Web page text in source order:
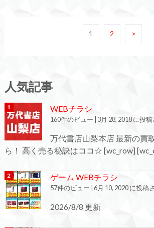
1 2 >
人気記事
WEBチラシ
160件のビュー 3月 28, 2018 に投
万代書店山梨本店 最新の買
ら！ 高く売る秘訣はココ☆ [wc_row]
ゲーム WEBチラシ
57件のビュー 6月 10, 2020 に投稿
2026/8/8 更新